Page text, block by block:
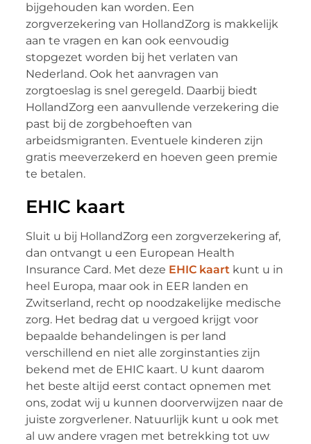
bijgehouden kan worden. Een
zorgverzekering van HollandZorg is makkelijk
aan te vragen en kan ook eenvoudig
stopgezet worden bij het verlaten van
Nederland. Ook het aanvragen van
zorgtoeslag is snel geregeld. Daarbij biedt
HollandZorg een aanvullende verzekering die
past bij de zorgbehoeften van
arbeidsmigranten. Eventuele kinderen zijn
gratis meeverzekerd en hoeven geen premie
te betalen.
EHIC kaart
Sluit u bij HollandZorg een zorgverzekering af,
dan ontvangt u een European Health
Insurance Card. Met deze EHIC kaartkunt u in
heel Europa, maar ook in EER landen en
Zwitserland, recht op noodzakelijke medische
zorg. Het bedrag dat u vergoed krijgt voor
bepaalde behandelingen is per land
verschillend en niet alle zorginstanties zijn
bekend met de EHIC kaart. U kunt daarom
het beste altijd eerst contact opnemen met
ons, zodat wij u kunnen doorverwijzen naar de
juiste zorgverlener. Natuurlijk kunt u ook met
al uw andere vragen met betrekking tot uw